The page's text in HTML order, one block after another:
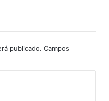
publicado. Campos